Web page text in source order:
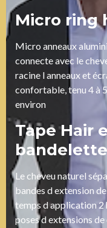
Micro ring
Micro anneaux
connecte avec le
racine l anneaux et
confortable, tenu 4 à
environ
Tape Hair
Le cheveu naturel
bandes d extension
temps d application 2
poses d extensions de